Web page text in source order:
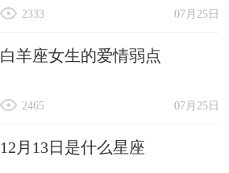
07月25日
2333
白羊座女生的爱情弱点
07月25日
2465
12月13日是什么星座